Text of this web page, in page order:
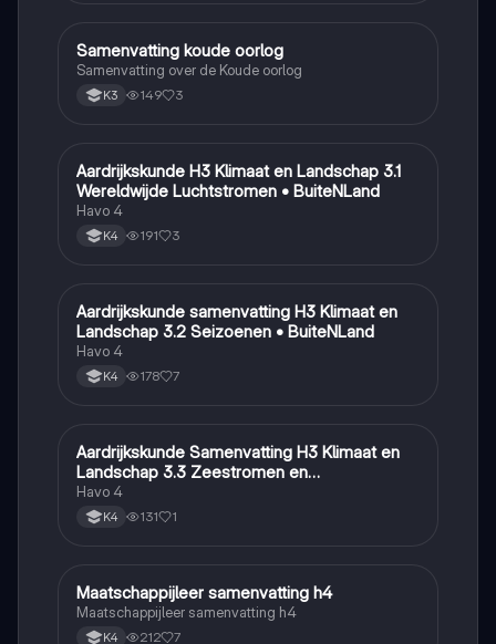
Geschiedenis
Samenvatting koude oorlog
Samenvatting over de Koude oorlog
K3 149 3
Aardrijkskunde
Aardrijkskunde H3 Klimaat en Landschap 3.1
Wereldwijde Luchtstromen • BuiteNLand
Havo 4
K4 191 3
Aardrijkskunde
Aardrijkskunde samenvatting H3 Klimaat en
Landschap 3.2 Seizoenen • BuiteNLand
Havo 4
K4 178 7
Aardrijkskunde
Aardrijkskunde Samenvatting H3 Klimaat en
Landschap 3.3 Zeestromen en
Klimaatgebieden • BuiteNLand
Havo 4
K4 131 1
Maatschappijleer
Maatschappijleer samenvatting h4
Maatschappijleer samenvatting h4
K4 212 7